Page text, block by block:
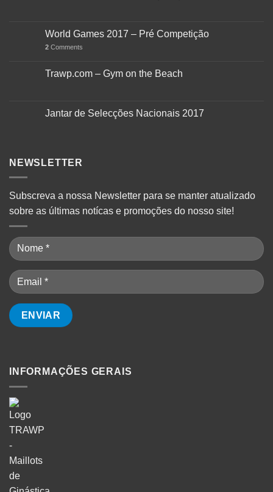
World Games 2017 – Pré Competição
2 Comments
Trawp.com – Gym on the Beach
Jantar de Selecções Nacionais 2017
NEWSLETTER
Subscreva a nossa Newsletter para se manter atualizado
sobre as últimas notícas e promoções do nosso site!
INFORMAÇÕES GERAIS